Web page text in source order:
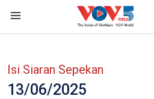
Isi Siaran Sepekan
13/06/2025